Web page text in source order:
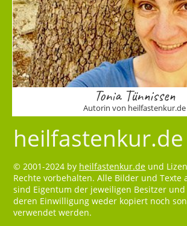
Tonia Tünnissen
Autorin von heilfastenkur.de
heilfastenkur.de
© 2001-2024 by heilfastenkur.de und
Rechte vorbehalten. Alle Bilder und Texte
sind Eigentum der jeweiligen Besitzer
deren Einwilligung weder kopiert noch
verwendet werden.